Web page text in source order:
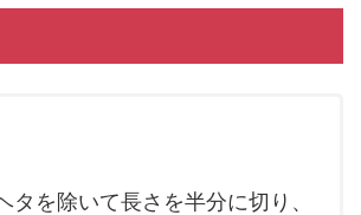
タを除いて長さを半分に切り、